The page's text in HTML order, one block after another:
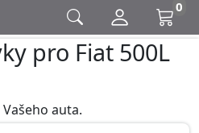
0
pro Fiat 500L
auta.